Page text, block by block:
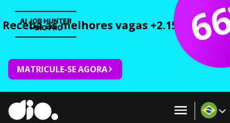
Receba as melhores vagas +2.150 cursos
MATRICULE-SE AGORA